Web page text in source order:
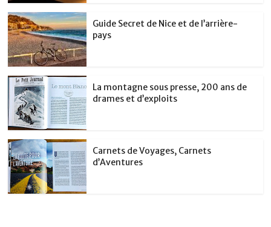
Guide Secret de Nice et de l’arrière-
pays
La montagne sous presse, 200 ans de
drames et d’exploits
Carnets de Voyages, Carnets
d’Aventures